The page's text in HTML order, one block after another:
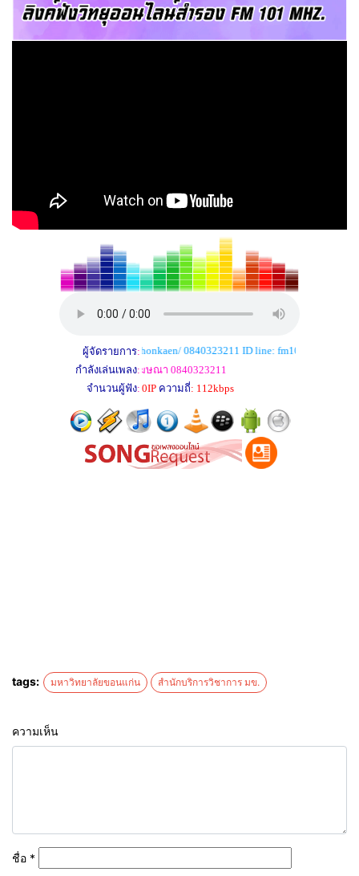
tags: มหาวิทยาลัยขอนแก่น สำนักบริการวิชาการ มข.
ความเห็น
ชื่อ *